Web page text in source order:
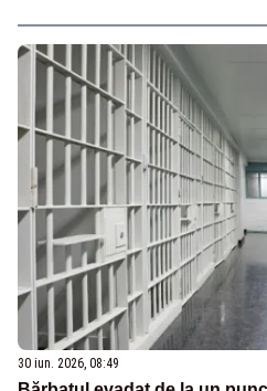
30 iun. 2026, 08:49